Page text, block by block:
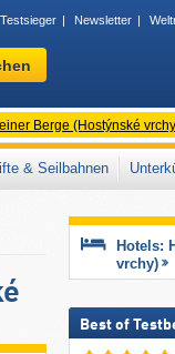
Testsieger Newsletter
Berge (Hostýnské
& Seilbahnen
Hotels:
vrchy)
Best of